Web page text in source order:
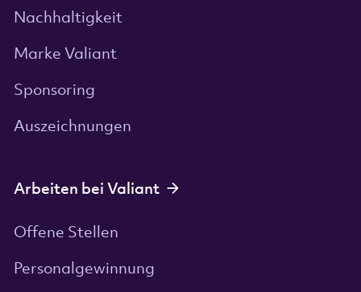
Nachhaltigkeit
Marke Valiant
Sponsoring
Auszeichnungen
Arbeiten bei Valiant
Offene Stellen
Personalgewinnung